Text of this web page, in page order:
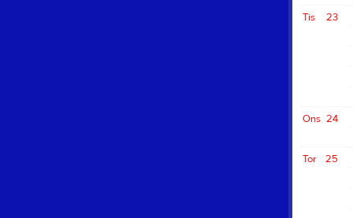
23
Tis
24
Ons
25
Tor